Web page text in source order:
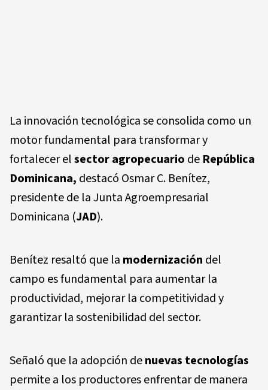
La innovación tecnológica se consolida como un
motor fundamental para transformar y
fortalecer elsector agropecuario de República
Dominicana, destacó Osmar C. Benítez,
presidente de la Junta Agroempresarial
Dominicana (JAD).
Benítez resaltó que la modernización del
campo es fundamental para aumentar la
productividad, mejorar la competitividad y
garantizar la sostenibilidad del sector.
Señaló que la adopción denuevas tecnologías
permite a los productores enfrentar de manera